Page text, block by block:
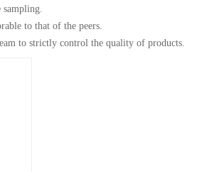
sampling.
to that of the peers.
to strictly control the quality of products.